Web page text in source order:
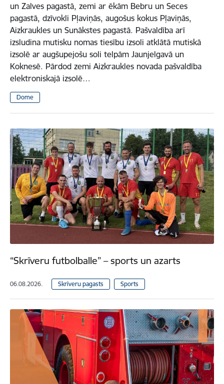
un Zalves pagastā, zemi ar ēkām Bebru un Seces
pagastā, dzīvokli Pļaviņās, augošus kokus Pļaviņās,
Aizkraukles un Sunākstes pagastā. Pašvaldība arī
izsludina mutisku nomas tiesību izsoli atklātā mutiskā
izsolē ar augšupejošu soli telpām Jaunjelgavā un
Koknesē. Pārdod zemi Aizkraukles novada pašvaldība
elektroniskajā izsolē…
Dome
“Skrīveru futbolballe” – sports un azarts
06.08.2026. Skrīveru pagasts Sports